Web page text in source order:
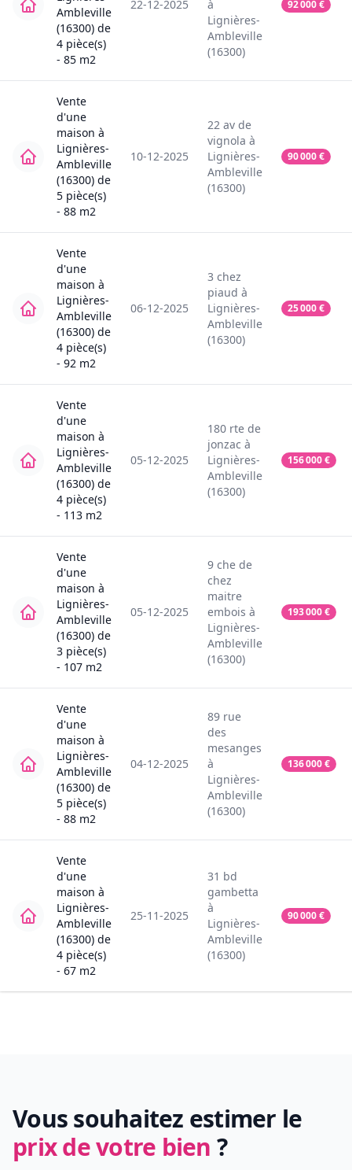
Ambleville
(16300) de
4 pièce(s)
- 85 m2
22-12-2025
à
Lignières-
Ambleville
(16300)
92 000€
Vente
d'une
maison à
Lignières-
Ambleville
(16300) de
5 pièce(s)
- 88 m2
10-12-2025
22 av de
vignola à
Lignières-
Ambleville
(16300)
90 000€
Vente
d'une
maison à
Lignières-
Ambleville
(16300) de
4 pièce(s)
- 92 m2
06-12-2025
3 chez
piaud à
Lignières-
Ambleville
(16300)
25 000€
Vente
d'une
maison à
Lignières-
Ambleville
(16300) de
4 pièce(s)
- 113 m2
05-12-2025
180 rte de
jonzac à
Lignières-
Ambleville
(16300)
156 000€
Vente
d'une
maison à
Lignières-
Ambleville
(16300) de
3 pièce(s)
- 107 m2
05-12-2025
9 che de
chez
maitre
embois à
Lignières-
Ambleville
(16300)
193 000€
Vente
d'une
maison à
Lignières-
Ambleville
(16300) de
5 pièce(s)
- 88 m2
04-12-2025
89 rue
des
mesanges
à
Lignières-
Ambleville
(16300)
136 000€
Vente
d'une
maison à
Lignières-
Ambleville
(16300) de
4 pièce(s)
- 67 m2
25-11-2025
31 bd
gambetta
à
Lignières-
Ambleville
(16300)
90 000€
Vous souhaitez estimer le
prix de votre bien ?